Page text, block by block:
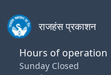
राजहंस प्रकाशन
Hours of operation
Sunday Closed